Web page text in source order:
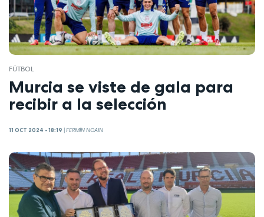
FÚTBOL
Murcia se viste de gala para
recibir a la selección
11 OCT 2024 - 18:19 |FERMÍN NOAIN